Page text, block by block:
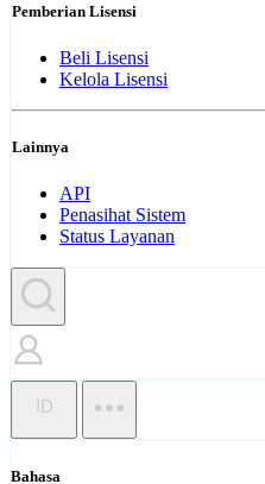
Pemberian Lisensi
Beli Lisensi
Kelola Lisensi
Lainnya
API
Penasihat Sistem
Status Layanan
ID
Bahasa